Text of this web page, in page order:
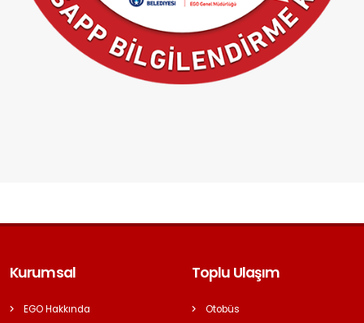
Kurumsal
EGO Hakkında
Toplu Ulaşım
Otobüs